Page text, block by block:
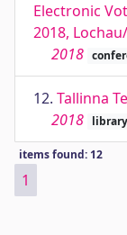
Electronic
2018,
2018
12. Tallinna
2018
items found: 12
1